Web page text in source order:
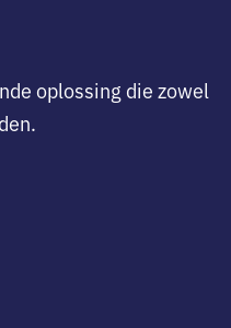
oplossing die zowel